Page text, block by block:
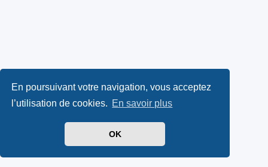
En poursuivant votre navigation, vous acceptez
l’utilisation de cookies. En savoir plus
OK